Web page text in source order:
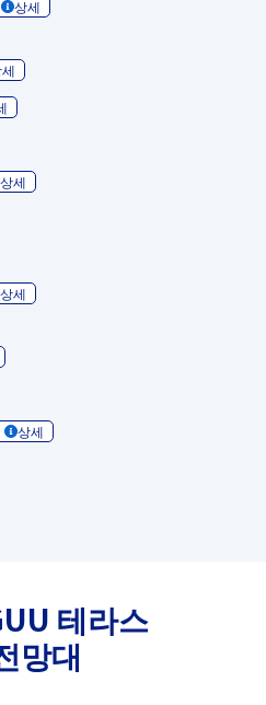
상세
상세
상세
상세
테라스
망대